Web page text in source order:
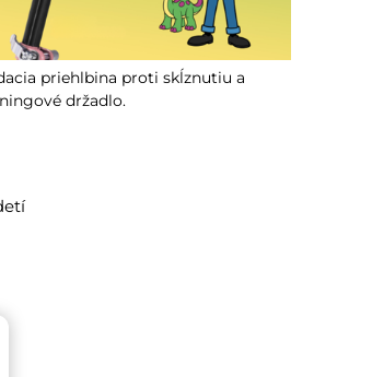
priehlbina proti skĺznutiu a
držadlo.